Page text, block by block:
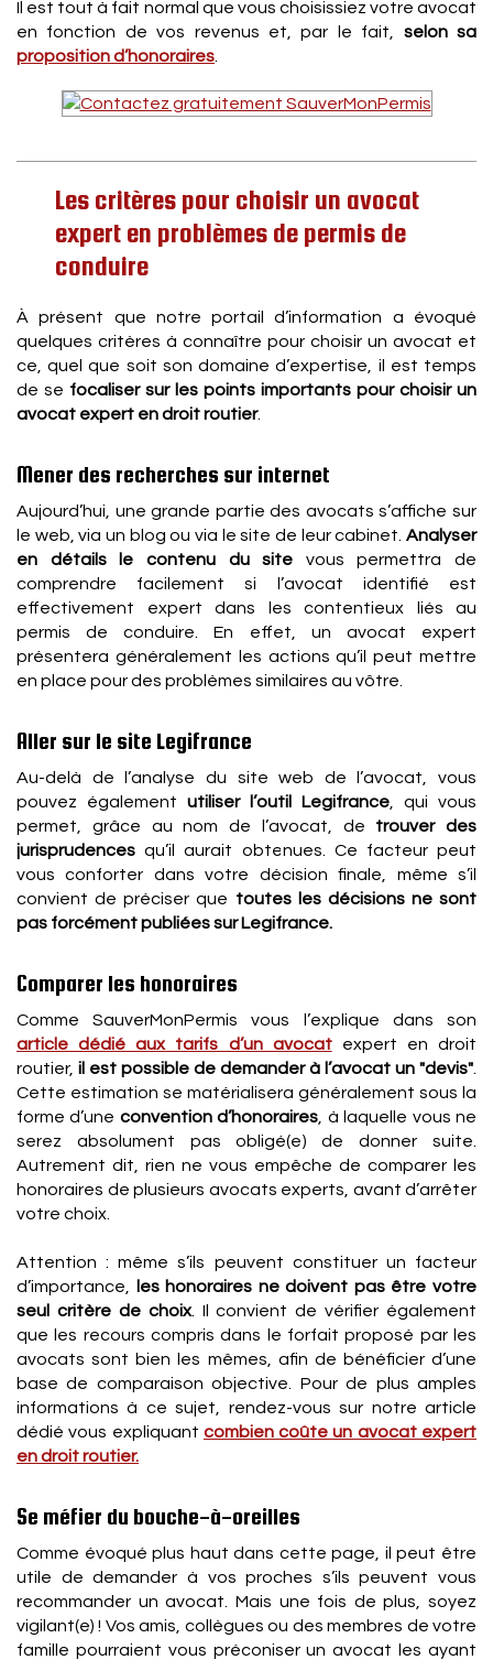
Il est tout à fait normal que vous choisissiez votre avocat
en fonction de vos revenus et, par le fait, selon sa
proposition d’honoraires
Les critères pour choisir un avocat
expert en problèmes de permis de
conduire
À présent que notre portail d’information a évoqué
quelques critères à connaître pour choisir un avocat et
ce, quel que soit son domaine d’expertise, il est temps
de se focaliser sur les points importants pour choisir un
avocat expert en droit routier.
Mener des recherches sur internet
Aujourd’hui, une grande partie des avocats s’affiche sur
le web, via un blog ou via le site de leur cabinet. Analyser
en détails le contenu du site vous permettra de
comprendre facilement si l’avocat identifié est
effectivement expert dans les contentieux liés au
permis de conduire. En effet, un avocat expert
présentera généralement les actions qu’il peut mettre
en place pour des problèmes similaires au vôtre.
Aller sur le site Legifrance
Au-delà de l’analyse du site web de l’avocat, vous
pouvez également utiliser l’outil Legifrance , qui vous
permet, grâce au nom de l’avocat, de trouver des
jurisprudences qu’il aurait obtenues. Ce facteur peut
vous conforter dans votre décision finale, même s’il
convient de préciser que toutes les décisions ne sont
pas forcément publiées sur Legifrance.
Comparer les honoraires
Comme SauverMonPermis vous l’explique dans son
article dédié aux tarifs d’un avocatexpert en droit
routier, il est possible de demander à l’avocat un "devis"
Cette estimation se matérialisera généralement sous la
forme d’une convention d’honoraires , à laquelle vous ne
serez absolument pas obligé(e) de donner suite.
Autrement dit, rien ne vous empêche de comparer les
honoraires de plusieurs avocats experts, avant d’arrêter
votre choix.
Attention : même s’ils peuvent constituer un facteur
d’importance,
les honoraires ne doivent pas être votre
seul critère de choix. Il convient de vérifier également
que les recours compris dans le forfait proposé par les
avocats sont bien les mêmes, afin de bénéficier d’une
base de comparaison objective. Pour de plus amples
informations à ce sujet, rendez-vous sur notre article
dédié vous expliquant combien coûte un avocat expert
en droit routier.
Se méfier du bouche-à-oreilles
Comme évoqué plus haut dans cette page, il peut être
utile de demander à vos proches s’ils peuvent vous
recommander un avocat. Mais une fois de plus, soyez
vigilant(e) ! Vos amis, collègues ou des membres de votre
famille pourraient vous préconiser un avocat les ayant